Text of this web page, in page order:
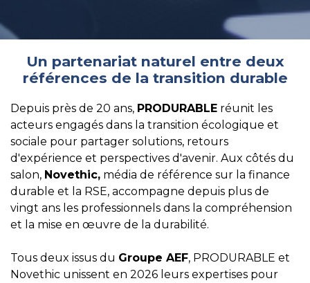
Un partenariat naturel entre deux
références de la transition durable
Depuis près de 20 ans, PRODURABLE réunit les
acteurs engagés dans la transition écologique et
sociale pour partager solutions, retours
d'expérience et perspectives d'avenir. Aux côtés du
salon, Novethic, média de référence sur la finance
durable et la RSE, accompagne depuis plus de
vingt ans les professionnels dans la compréhension
et la mise en œuvre de la durabilité.
Tous deux issus du Groupe AEF, PRODURABLE et
Novethic unissent en 2026 leurs expertises pour